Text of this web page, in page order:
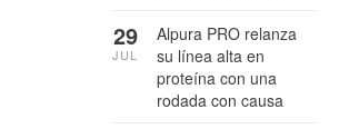
Alpura PRO relanza
su línea alta en
proteína con una
rodada con causa
29
JUL